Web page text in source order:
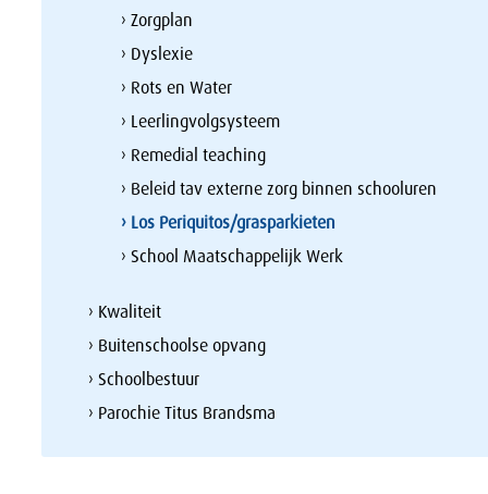
› Zorgplan
› Dyslexie
› Rots en Water
› Leerlingvolgsysteem
› Remedial teaching
› Beleid tav externe zorg binnen schooluren
› Los Periquitos/grasparkieten
› School Maatschappelijk Werk
› Kwaliteit
› Buitenschoolse opvang
› Schoolbestuur
› Parochie Titus Brandsma